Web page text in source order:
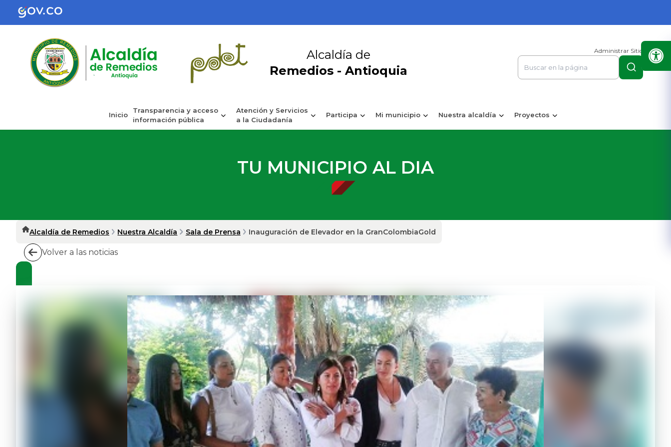
Alcaldía de
Remedios - Antioquia
Administrar Sitio
Inicio
Transparencia y acceso
información pública
Atención y Servicios
a la Ciudadanía
Participa Mi municipio Nuestra alcaldía Proyectos
TU MUNICIPIO AL DIA
Alcaldía de Remedios Nuestra Alcaldía Sala de Prensa Inauguración de Elevador en la GranColombiaGold
Volver a las noticias